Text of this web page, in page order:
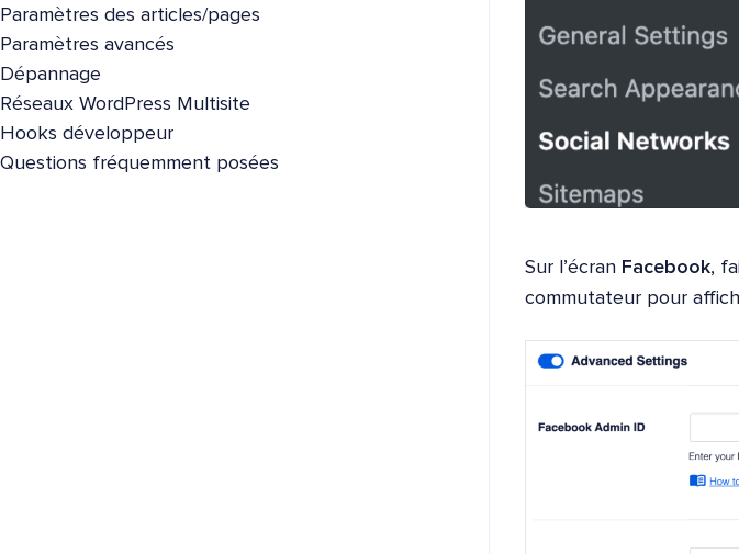
Sur l’écran Facebook,
commutateur pour
Paramètres des articles/pages
Paramètres avancés
Dépannage
Réseaux WordPress Multisite
Hooks développeur
Questions fréquemment posées